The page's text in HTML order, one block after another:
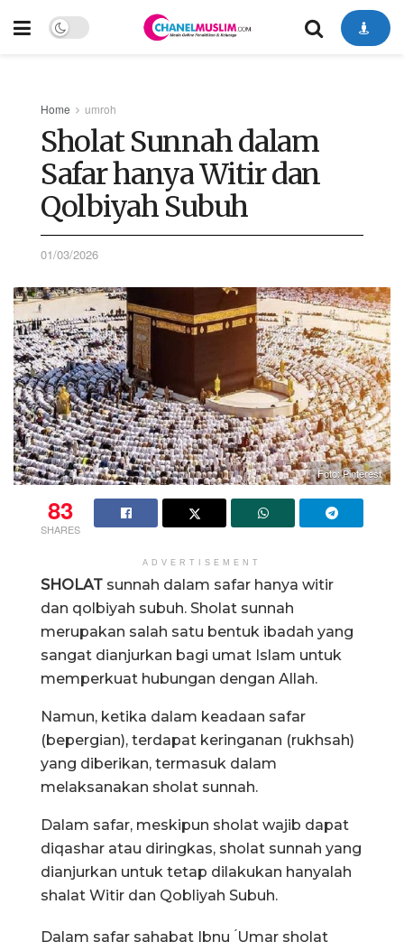
Home umroh
Sholat Sunnah dalam
Safar hanya Witir dan
Qolbiyah Subuh
01/03/2026
Foto: Pinterest
83
SHARES
ADVERTISEMENT
SHOLAT sunnah dalam safar hanya witir
dan qolbiyah subuh. Sholat sunnah
merupakan salah satu bentuk ibadah yang
sangat dianjurkan bagi umat Islam untuk
memperkuat hubungan dengan Allah.
Namun, ketika dalam keadaan safar
(bepergian), terdapat keringanan (rukhsah)
yang diberikan, termasuk dalam
melaksanakan sholat sunnah.
Dalam safar, meskipun sholat wajib dapat
diqashar atau diringkas, sholat sunnah yang
dianjurkan untuk tetap dilakukan hanyalah
shalat Witir dan Qobliyah Subuh.
Dalam safar sahabat Ibnu ́Umar sholat